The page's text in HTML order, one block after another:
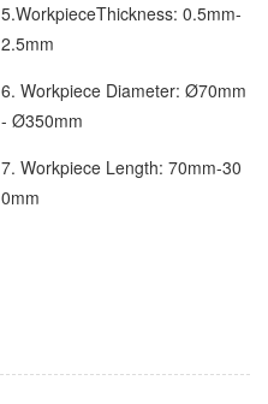
5.WorkpieceThickness: 0.5mm-
2.5mm
6. Workpiece Diameter: Ø70mm
- Ø350mm
7. Workpiece Length: 70mm-30
0mm